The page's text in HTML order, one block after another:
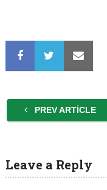
PREV ARTICLE
Leave a Reply